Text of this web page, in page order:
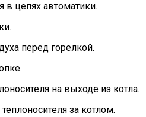
в цепях автоматики.
перед горелкой.
на выходе из котла.
за котлом.